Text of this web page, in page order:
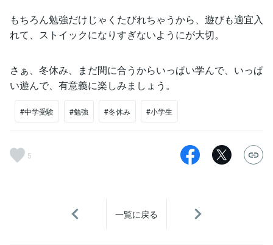
もちろん勉強だけじゃくたびれちゃうから、遊びも適宜入
れて、ストイックになりすぎないようにが大切。
さぁ、冬休み、まだ間に合うからいっぱい学んで、いっぱ
い遊んで、有意義に楽しみましょう。
#中学受験 #勉強 #冬休み #小学生
5
一覧に戻る